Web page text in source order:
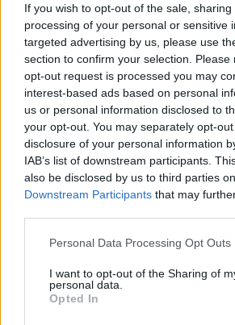
If you wish to opt-out of the sale,
processing of your personal or sensitive
targeted advertising by us, please use
section to confirm your selection.
opt-out request is processed you may
interest-based ads based on personal
us or personal information disclosed to
your opt-out. You may separately opt-
disclosure of your personal information
IAB’s list of downstream participants.
also be disclosed by us to third parties
Downstream Participants that may
Personal Data Processing Opt Outs
I want to opt-out of the Sharing of
personal data.
Opted In
acesso ao Ensino
reunião com...
6 de Agosto, 2026
Segurança e proteção
destaque na reunião
e...
6 de Agosto, 2026